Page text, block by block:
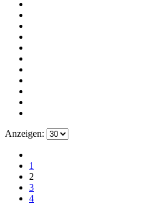
Anzeigen:
1
2
3
4